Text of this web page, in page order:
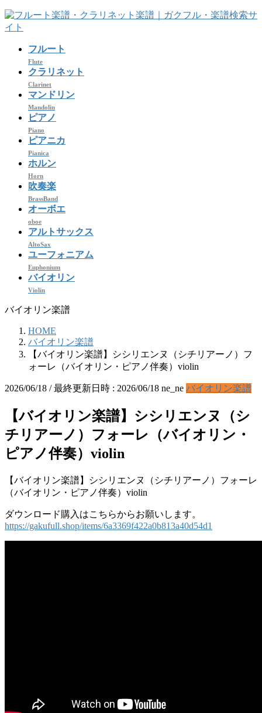
コ
ン
ナ
ビ
フルート
Flute
クラリネット
Clarinet
マンドリン
Mandolin
ピアノ
Piano
ピアニカ
Pianica
ホルン
Horn
吹奏楽
BrassBand
オーボエ
oboe
アルトサックス
AltoSax
ユーフォニアム
Euphonium
バイオリン
Violin
バイオリン楽譜
HOME
バイオリン楽譜
【バイオリン楽譜】シシリエンヌ（シチリアーノ）フ
ォーレ（バイオリン・ピアノ伴奏）violin
2026/06/18 / 最終更新日時 : 2026/06/18 ne_ne バイオリン楽譜
【バイオリン楽譜】シシリエンヌ（シ
チリアーノ）フォーレ（バイオリン・
ピアノ伴奏）violin
【バイオリン楽譜】シシリエンヌ（シチリアーノ）フォーレ
（バイオリン・ピアノ伴奏）violin
ダウンロード購入はこちらからお願いします。
https://gakufull.shop/items/6a3369f422a0b813a40d54d1